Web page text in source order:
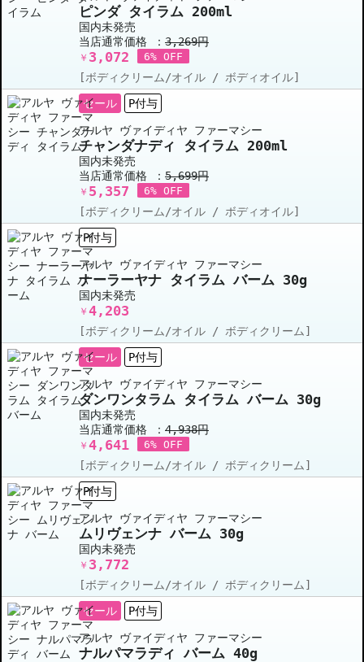
ピンダ タイラム 200ml
国内未発売
当店通常価格 ： 3,269円
￥ 3,072 6% OFF
[ボディクリーム/オイル / ボディオイル]
セール
P付与
アルヤ ヴァイディヤ ファーマシー
チャンダナディ タイラム 200ml
国内未発売
当店通常価格 ： 5,699円
￥ 5,357 6% OFF
[ボディクリーム/オイル / ボディオイル]
P付与
アルヤ ヴァイディヤ ファーマシー
ナーラーヤナ タイラム バーム 30g
国内未発売
￥ 4,203
[ボディクリーム/オイル / ボディクリーム]
セール
P付与
アルヤ ヴァイディヤ ファーマシー
ダンワンタラム タイラム バーム 30g
国内未発売
当店通常価格 ： 4,938円
￥ 4,641 6% OFF
[ボディクリーム/オイル / ボディクリーム]
P付与
アルヤ ヴァイディヤ ファーマシー
ムリヴェンナ バーム 30g
国内未発売
￥ 3,772
[ボディクリーム/オイル / ボディクリーム]
セール
P付与
アルヤ ヴァイディヤ ファーマシー
ナルパマラディ バーム 40g